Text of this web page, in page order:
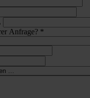
Anfrage? *